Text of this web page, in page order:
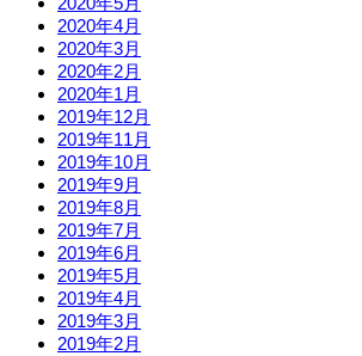
2020年4月
2020年3月
2020年2月
2020年1月
2019年12月
2019年11月
2019年10月
2019年9月
2019年8月
2019年7月
2019年6月
2019年5月
2019年4月
2019年3月
2019年2月